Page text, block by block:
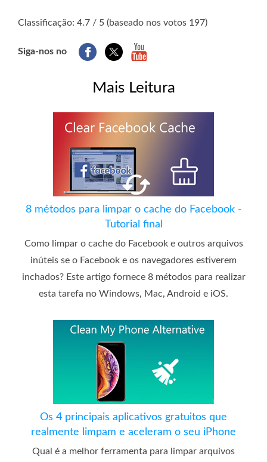
Classificação: 4.7 / 5 (baseado nos votos 197)
Siga-nos no
Mais Leitura
8 métodos para limpar o cache do Facebook -
Tutorial final
Como limpar o cache do Facebook e outros arquivos
inúteis se o Facebook e os navegadores estiverem
inchados? Este artigo fornece 8 métodos para realizar
esta tarefa no Windows, Mac, Android e iOS.
Os 4 principais aplicativos gratuitos que
realmente limpam e aceleram o seu iPhone
Qual é a melhor ferramenta para limpar arquivos